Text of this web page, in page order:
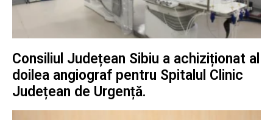
Consiliul Județean Sibiu a achiziționat al
doilea angiograf pentru Spitalul Clinic
Județean de Urgență.